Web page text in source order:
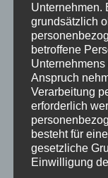
Neueste
Anmeldung für
Schuljahr 26/27
Wir
Kunst und
Vorstellungen
Spiel“ in der
Unternehmen.
grundsätzlich
betroffene
Anspruch
Verarbeitung
erforderlich
besteht für
gesetzliche
Einwilligung